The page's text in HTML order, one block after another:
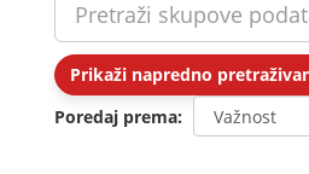
Prikaži napredno
Poredaj prema